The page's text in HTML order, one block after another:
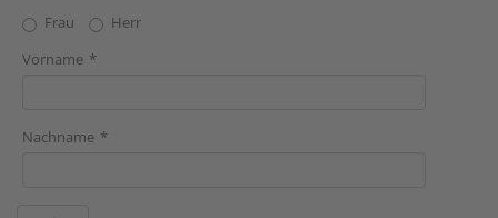
Frau
Herr
Vorname
Nachname